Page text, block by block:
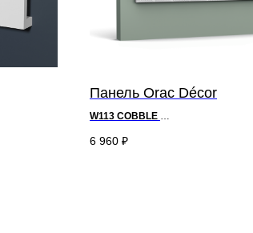
Панель Orac Décor
W113 COBBLE
6 960 ₽